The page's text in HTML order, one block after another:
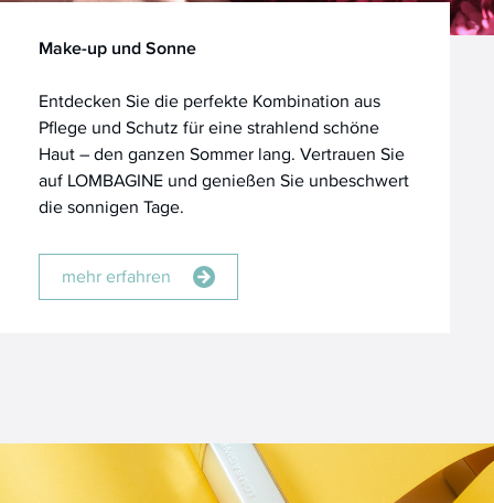
Make-up und Sonne
Entdecken Sie die perfekte Kombination aus
Pflege und Schutz für eine strahlend schöne
Haut – den ganzen Sommer lang. Vertrauen Sie
auf LOMBAGINE und genießen Sie unbeschwert
die sonnigen Tage.
mehr erfahren